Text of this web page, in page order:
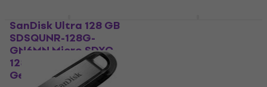
SanDisk Ultra 128 GB
SDSQUNR-128G-
GN6MN Micro SDXC
128 GB
Geheugenkaart